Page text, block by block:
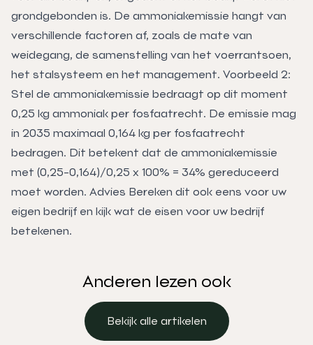
grondgebonden is. De ammoniakemissie hangt van
verschillende factoren af, zoals de mate van
weidegang, de samenstelling van het voerrantsoen,
het stalsysteem en het management. Voorbeeld 2:
Stel de ammoniakemissie bedraagt op dit moment
0,25 kg ammoniak per fosfaatrecht. De emissie mag
in 2035 maximaal 0,164 kg per fosfaatrecht
bedragen. Dit betekent dat de ammoniakemissie
met (0,25-0,164)/0,25 x 100% = 34% gereduceerd
moet worden. Advies Bereken dit ook eens voor uw
eigen bedrijf en kijk wat de eisen voor uw bedrijf
betekenen.
Anderen lezen ook
Bekijk alle artikelen